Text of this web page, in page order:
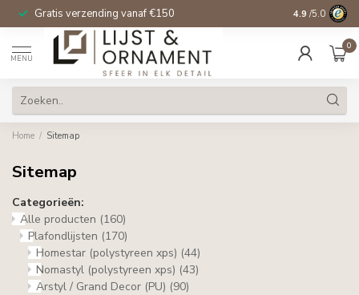
Gratis verzending vanaf €150 14 dagen
4.9 /5.0
MENU
0
Home / Sitemap
Sitemap
Categorieën:
Alle producten (160)
Plafondlijsten (170)
Homestar (polystyreen xps) (44)
Nomastyl (polystyreen xps) (43)
Arstyl / Grand Decor (PU) (90)